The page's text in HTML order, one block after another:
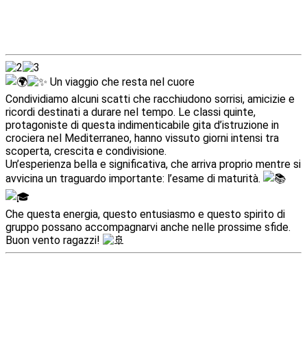
Un viaggio che resta nel cuore
Condividiamo alcuni scatti che racchiudono sorrisi, amicizie e
ricordi destinati a durare nel tempo. Le classi quinte,
protagoniste di questa indimenticabile gita d’istruzione in
crociera nel Mediterraneo, hanno vissuto giorni intensi tra
scoperta, crescita e condivisione.
Un’esperienza bella e significativa, che arriva proprio mentre si
avvicina un traguardo importante: l’esame di maturità.
Che questa energia, questo entusiasmo e questo spirito di
gruppo possano accompagnarvi anche nelle prossime sfide.
Buon vento ragazzi!